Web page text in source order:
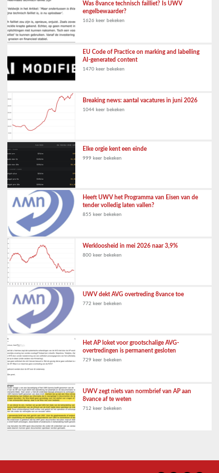
Was 8vance technisch failliet? Is UWV
engelbewaarder?
1626 keer bekeken
EU Code of Practice on marking and labelling
AI-generated content
1470 keer bekeken
Breaking news: aantal vacatures in juni 2026
1044 keer bekeken
Elke orgie kent een einde
999 keer bekeken
Heeft UWV het Programma van Eisen van de
tender volledig laten vallen?
855 keer bekeken
Werkloosheid in mei 2026 naar 3,9%
800 keer bekeken
UWV dekt AVG overtreding 8vance toe
772 keer bekeken
Het AP loket voor grootschalige AVG-
overtredingen is permanent gesloten
729 keer bekeken
UWV zegt niets van normbrief van AP aan
8vance af te weten
712 keer bekeken